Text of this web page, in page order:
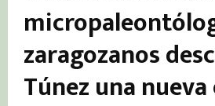
zaragozanos
Túnez una